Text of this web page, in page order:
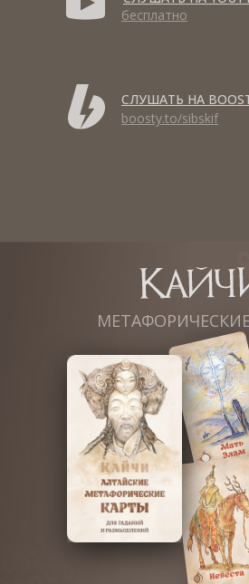
boosty.to/sibskif
бесплатно
СЛУШАТЬ НА